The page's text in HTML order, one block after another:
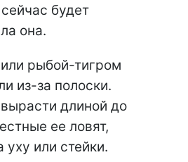
будет
она.
рыбой-тигром
из-за полоски.
длиной до
ее ловят,
уху или стейки.